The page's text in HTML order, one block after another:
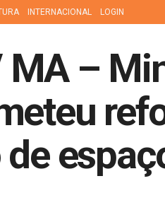
INTERNACIONAL LOGIN
MA –